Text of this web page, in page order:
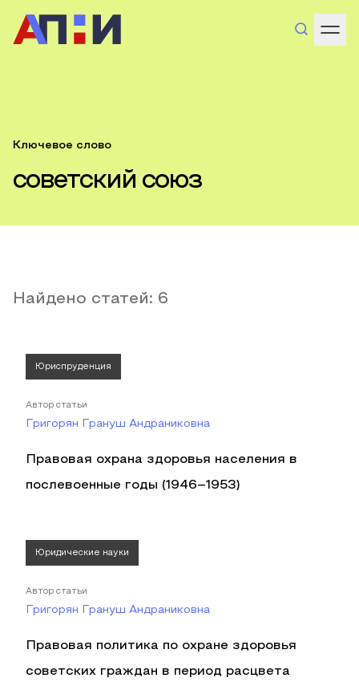
Ключевое слово
советский союз
Найдено статей: 6
Юриспруденция
Автор статьи
Григорян Грануш Андраниковна
Правовая охрана здоровья населения в
послевоенные годы (1946–1953)
Юридические науки
Автор статьи
Григорян Грануш Андраниковна
Правовая политика по охране здоровья
советских граждан в период расцвета